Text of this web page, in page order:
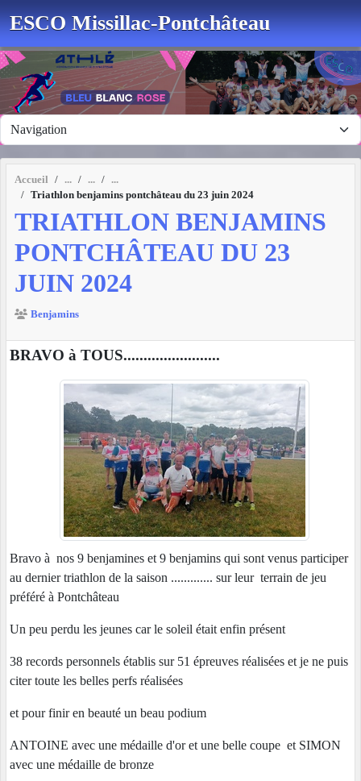
ESCO Missillac-Pontchâteau
Accueil
Triathlon benjamins pontchâteau du 23 juin 2024
TRIATHLON BENJAMINS
PONTCHÂTEAU DU 23
JUIN 2024
Benjamins
BRAVO à TOUS........................
Bravo à nos 9 benjamines et 9 benjamins qui sont venus participer
au dernier triathlon de la saison ............. sur leur terrain de jeu
préféré à Pontchâteau
Un peu perdu les jeunes car le soleil était enfin présent
38 records personnels établis sur 51 épreuves réalisées et je ne puis
citer toute les belles perfs réalisées
et pour finir en beauté un beau podium
ANTOINE avec une médaille d'or et une belle coupe et SIMON
avec une médaille de bronze